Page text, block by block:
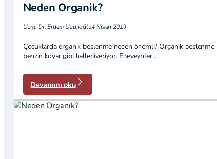
Neden Organik?
Uzm. Dr. Erdem Uzunoğlu4 Nisan 2019
Çocuklarda organik beslenme neden önemli? Organik beslenme
benzin koyar gibi hallediveriyor. Ebeveynler…
Devamını oku